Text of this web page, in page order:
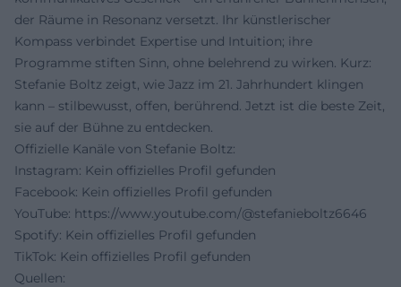
der Räume in Resonanz versetzt. Ihr künstlerischer
Kompass verbindet Expertise und Intuition; ihre
Programme stiften Sinn, ohne belehrend zu wirken. Kurz:
Stefanie Boltz zeigt, wie Jazz im 21. Jahrhundert klingen
kann – stilbewusst, offen, berührend. Jetzt ist die beste Zeit,
sie auf der Bühne zu entdecken.
Offizielle Kanäle von Stefanie Boltz:
Instagram: Kein offizielles Profil gefunden
Facebook: Kein offizielles Profil gefunden
YouTube: https://www.youtube.com/@stefanieboltz6646
Spotify: Kein offizielles Profil gefunden
TikTok: Kein offizielles Profil gefunden
Quellen: